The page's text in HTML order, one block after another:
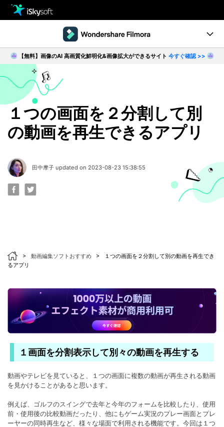
Utility
製品活用事例
ストア
ダウンロード
サポート
製品ページ
Filmstock
操作ガイド
動作環境
動画編集の基本とコツ
無料ダウンロード
【無料】画像のAI 高画質化鮮明化&画像拡大ができるサイト 今すぐ確認 >>
１つの画面を２分割して別
の動画を再生できるアプリ
田中摩子 updated on 2023-08-23 15:38:55
> 動画編集ソフトおすすめ >
１つの画面を２分割して別の動画を再生でき
るアプリ
１画面を分割表示して別々の動画を再生する
動画やテレビを見ていると、１つの画面に複数の動画が再生される動画
を見かけることがあると思います。
例えば、ゴルフのスイングで去年と今年のフォームを比較したり、使用
前・使用後の比較動画だったり、他にもゲーム実況のプレー画面とプレ
ーヤーの同時再生など、様々な場面で利用される機能です。今回は１つ